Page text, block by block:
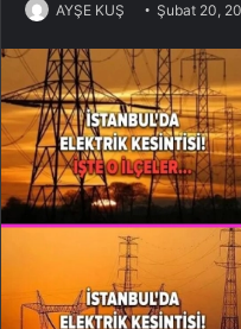
AYŞE KUŞ Şubat 20,